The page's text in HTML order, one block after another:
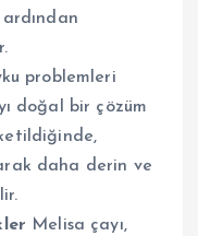
problemleri
doğal bir çözüm
daha derin ve
Melisa çayı,